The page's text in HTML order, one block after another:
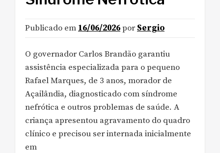
Publicado em 16/06/2026por Sergio
O governador Carlos Brandão garantiu
assistência especializada para o pequeno
Rafael Marques, de 3 anos, morador de
Açailândia, diagnosticado com síndrome
nefrótica e outros problemas de saúde. A
criança apresentou agravamento do quadro
clínico e precisou ser internada inicialmente
em